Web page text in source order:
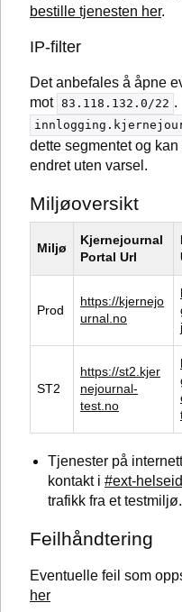
bestille tjenesten her.
IP-filter
Det anbefales å åpne
mot 83.118.132.0/22 .
dette segmentet og
endret uten varsel.
Miljøoversikt
Miljø
Kjernejournal
Portal Url
Prod
https://kjernejo
urnal.no
ST2
https://st2.kjer
nejournal-
test.no
Tjenester på
kontakt i #ext-
trafikk fra et testmiljø.
Feilhåndtering
Eventuelle feil som
her